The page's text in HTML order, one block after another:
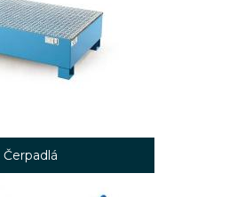
Čerpadlá